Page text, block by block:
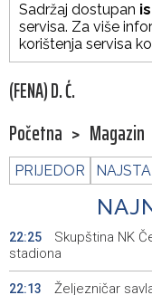
Sadržaj dostupan
servisa. Za više
korištenja servisa
(FENA) D. Ć.
Početna > Magazin
PRIJEDOR
22:25
Skupština NK
stadiona
22:13
Željezničar